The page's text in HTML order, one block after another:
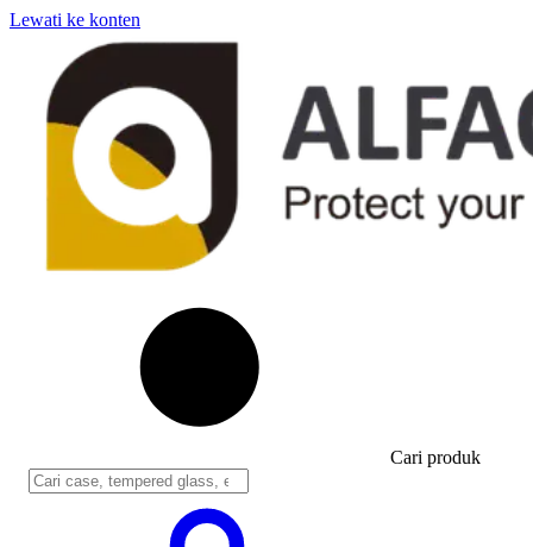
Lewati ke konten
Cari produk